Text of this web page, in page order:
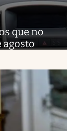
que no
agosto